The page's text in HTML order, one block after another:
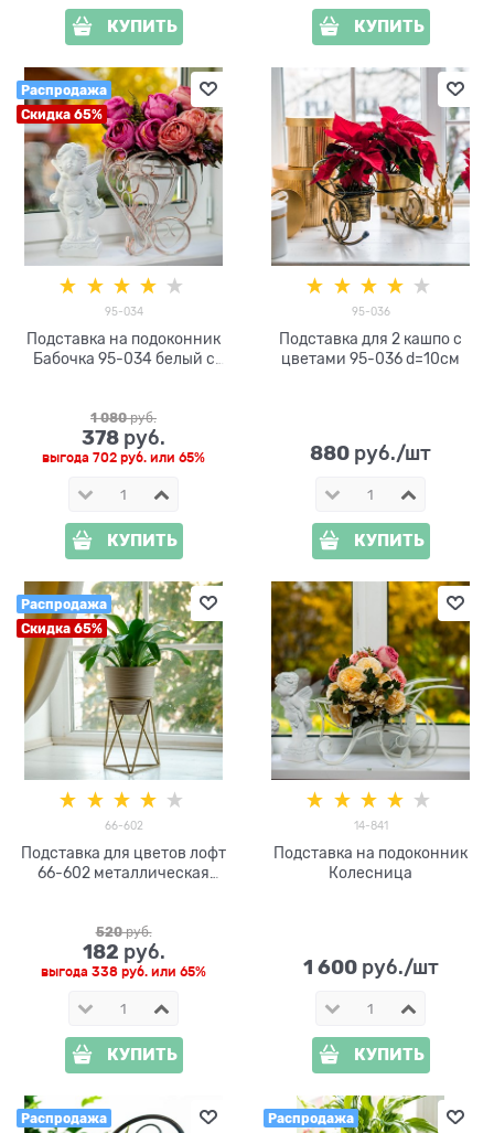
КУПИТЬ КУПИТЬ
Распродажа
Скидка 65%
95-034
Подставка на подоконник
Бабочка 95-034 белый с
1 080 руб.
378 руб.
выгода 702 руб. или 65%
КУПИТЬ
95-036
Подставка для 2 кашпо с
цветами 95-036 d=10см
880 руб./шт
КУПИТЬ
Распродажа
Скидка 65%
66-602
Подставка для цветов лофт
66-602 металлическая
520 руб.
182 руб.
выгода 338 руб. или 65%
КУПИТЬ
14-841
Подставка на подоконник
Колесница
1 600 руб./шт
КУПИТЬ
Распродажа Распродажа